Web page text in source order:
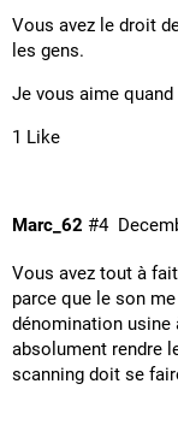
Vous avez le droit
les gens.
Je vous aime quand
1 Like
Marc_62 #4
Vous avez tout à
parce que le son
dénomination usine
absolument rendre
scanning doit se